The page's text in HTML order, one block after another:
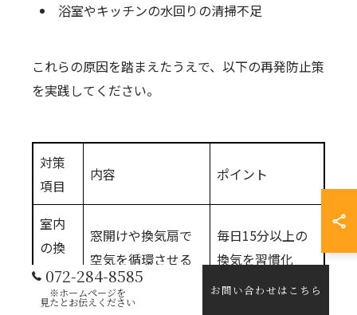
浴室やキッチンの水回りの清掃不足
これらの原因を踏まえたうえで、以下の再発防止策
を実践してください。
対策
項目
内容 ポイント
室内
の換
気
窓開けや換気扇で
空気を循環させる
毎日15分以上の
換気を習慣化
除湿機やエアコン
072-284-8585
※ホームページを
見たとお伝えください
お問い合わせはこちら